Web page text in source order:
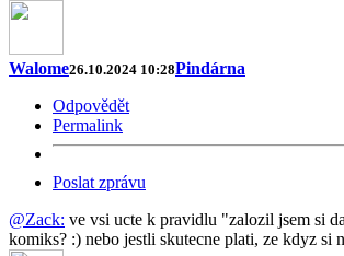
Walome26.10.2024 10:28Pindárna
Odpovědět
Permalink
Poslat zprávu
@Zack: ve vsi ucte k pravidlu "zalozil jsem si
komiks? :) nebo jestli skutecne plati, ze kdyz si